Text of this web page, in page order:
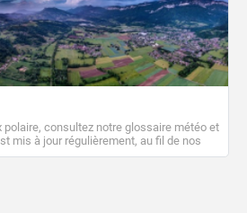
polaire, consultez notre glossaire météo et
mis à jour régulièrement, au fil de nos
également des liens utiles vers nos